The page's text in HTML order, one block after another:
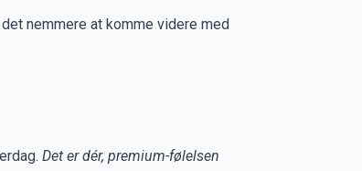
nemmere at komme videre med
Det er dér, premium-følelsen